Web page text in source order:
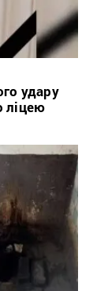
удару
ліцею